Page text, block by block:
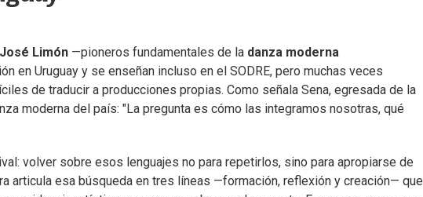
Limón —pioneros fundamentales de la danza moderna
en Uruguay y se enseñan incluso en el SODRE, pero muchas veces
de traducir a producciones propias. Como señala Sena, egresada de la
moderna del país: "La pregunta es cómo las integramos nosotras, qué
volver sobre esos lenguajes no para repetirlos, sino para apropiarse de
articula esa búsqueda en tres líneas —formación, reflexión y creación— que